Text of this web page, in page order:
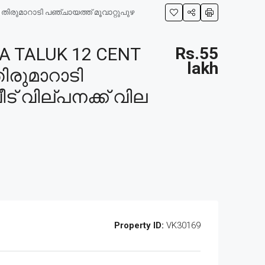
തിരുമാറാടി പഞ്ചായത്ത് മൂവാറ്റുപുഴ
TALUK 12 CENT
വില്പനക്ക് വില
Rs.55
lakh
Property ID: VK30169